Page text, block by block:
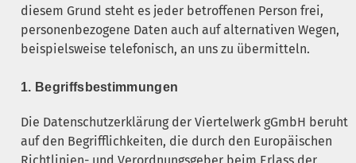
die­sem Grund steht es jeder betrof­fe­nen Per­son frei,
per­so­nen­be­zo­ge­ne Daten auch auf alter­na­ti­ven Wegen,
bei­spiels­wei­se tele­fo­nisch, an uns zu übermitteln.
1. Begriffs­be­stim­mun­gen
Die Daten­schutz­er­klä­rung der Vier­tel­werk gGmbH beruht
auf den Begriff­lich­kei­ten, die durch den Euro­päi­schen